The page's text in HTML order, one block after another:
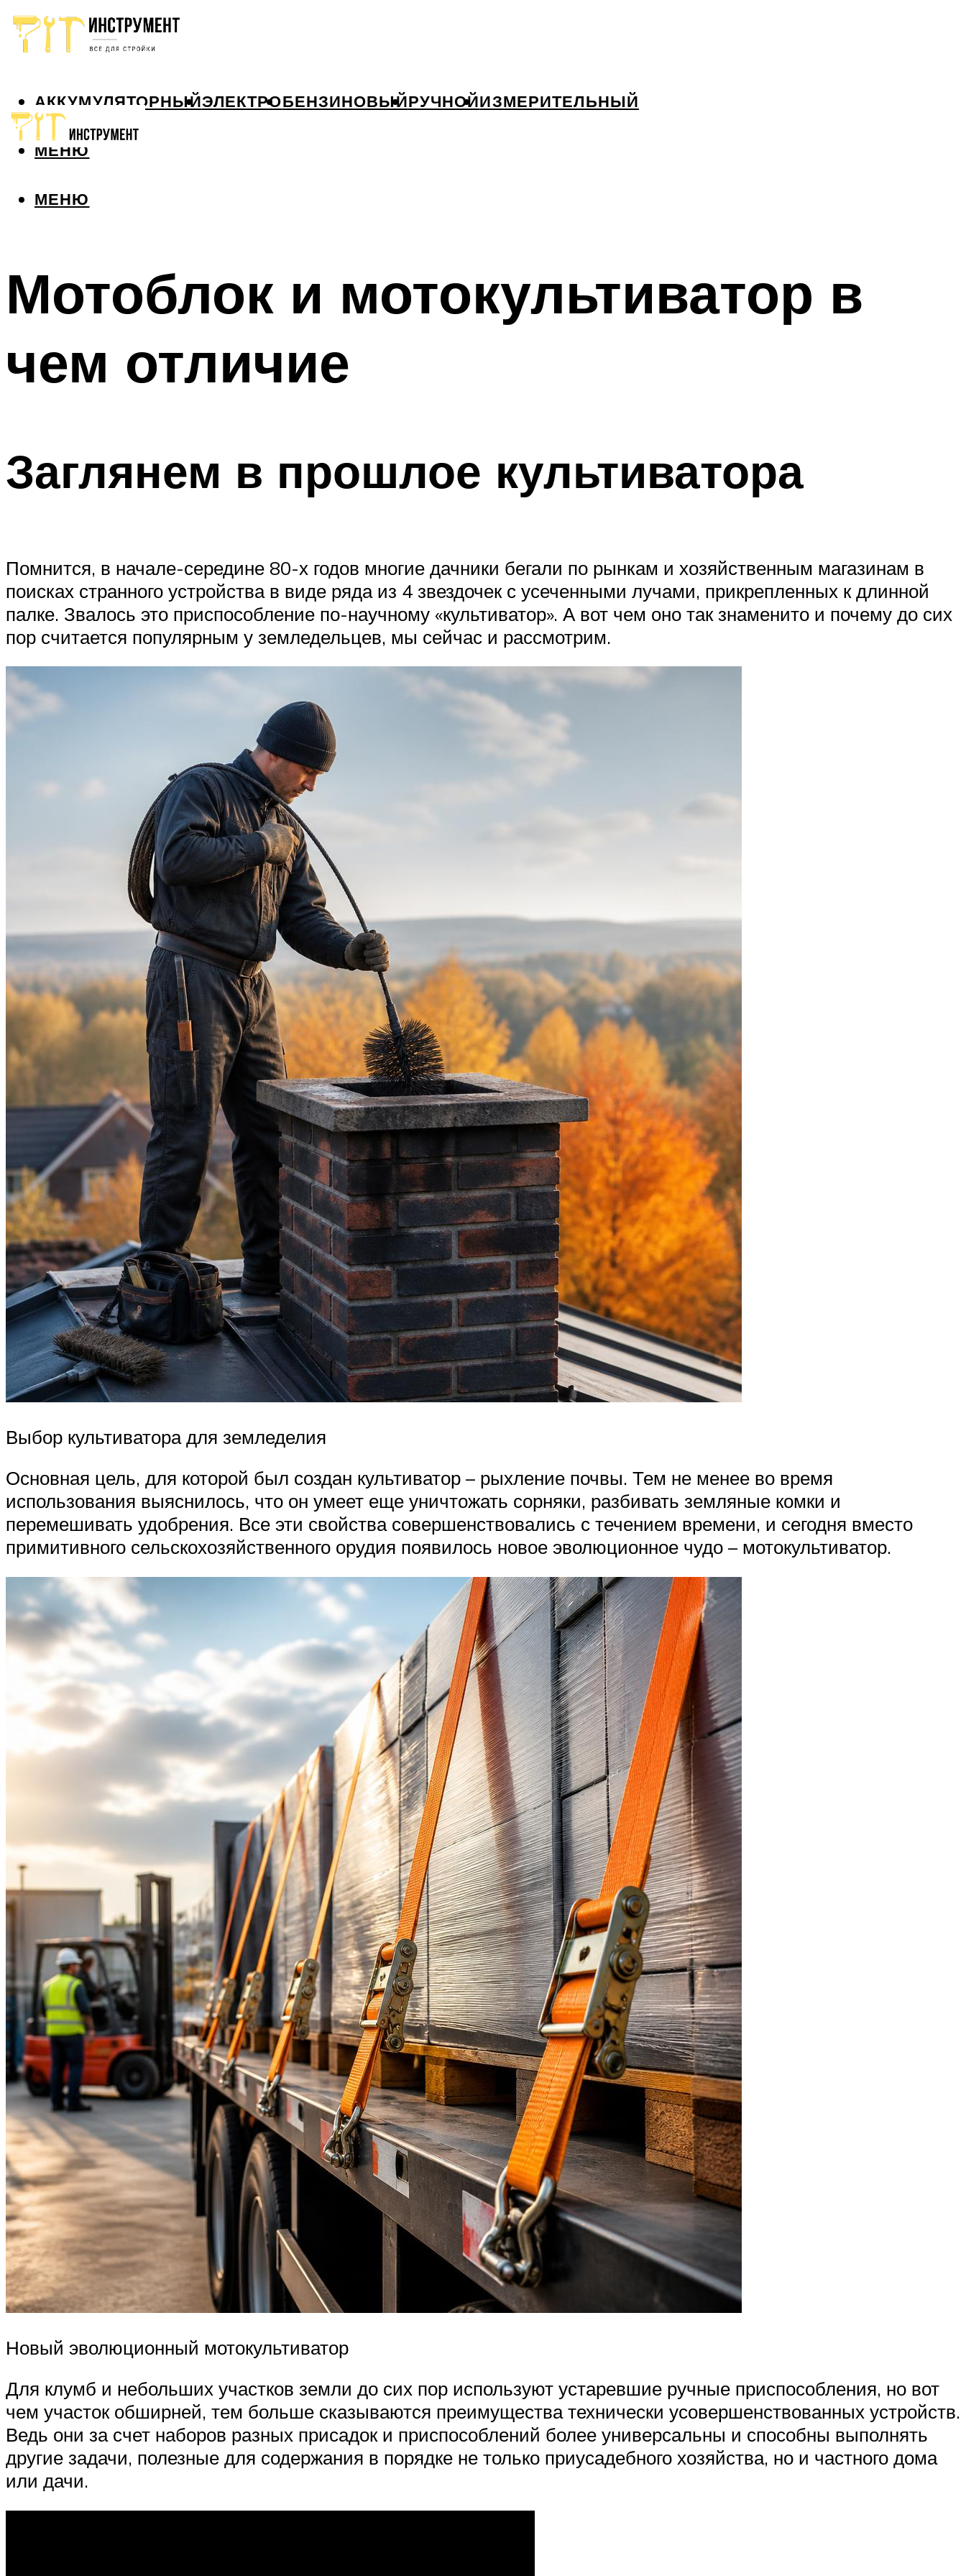
АККУМУЛЯТОРНЫЙЭЛЕКТРОБЕНЗИНОВЫЙРУЧНОЙИЗМЕРИТЕЛЬНЫЙ
МЕНЮ
МЕНЮ
Мотоблок и мотокультиватор в
чем отличие
Заглянем в прошлое культиватора
Помнится, в начале-середине 80-х годов многие дачники бегали по рынкам и хозяйственным магазинам в
поисках странного устройства в виде ряда из 4 звездочек с усеченными лучами, прикрепленных к длинной
палке. Звалось это приспособление по-научному «культиватор». А вот чем оно так знаменито и почему до сих
пор считается популярным у земледельцев, мы сейчас и рассмотрим.
Выбор культиватора для земледелия
Основная цель, для которой был создан культиватор – рыхление почвы. Тем не менее во время
использования выяснилось, что он умеет еще уничтожать сорняки, разбивать земляные комки и
перемешивать удобрения. Все эти свойства совершенствовались с течением времени, и сегодня вместо
примитивного сельскохозяйственного орудия появилось новое эволюционное чудо – мотокультиватор.
Новый эволюционный мотокультиватор
Для клумб и небольших участков земли до сих пор используют устаревшие ручные приспособления, но вот
чем участок обширней, тем больше сказываются преимущества технически усовершенствованных устройств.
Ведь они за счет наборов разных присадок и приспособлений более универсальны и способны выполнять
другие задачи, полезные для содержания в порядке не только приусадебного хозяйства, но и частного дома
или дачи.